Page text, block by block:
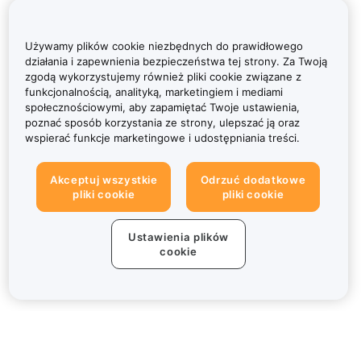
Używamy plików cookie niezbędnych do prawidłowego
działania i zapewnienia bezpieczeństwa tej strony. Za Twoją
zgodą wykorzystujemy również pliki cookie związane z
funkcjonalnością, analityką, marketingiem i mediami
społecznościowymi, aby zapamiętać Twoje ustawienia,
poznać sposób korzystania ze strony, ulepszać ją oraz
wspierać funkcje marketingowe i udostępniania treści.
Akceptuj wszystkie
pliki cookie
Odrzuć dodatkowe
pliki cookie
Ustawienia plików
cookie